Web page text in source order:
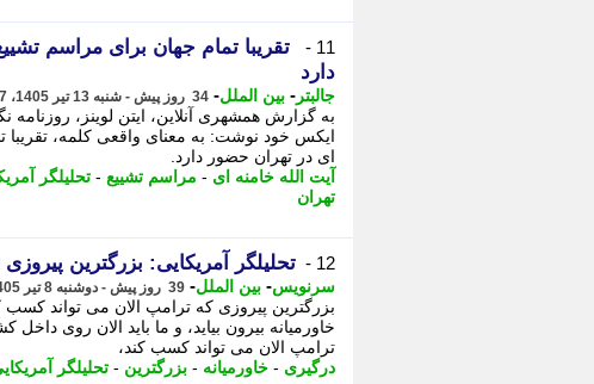
11 -
تقریبا تمام جهان برای مراسم
دارد
جالبتر - بین الملل- 34 روز پیش - شنبه 13 تیر 1405، 09:37
به گزارش همشهری آنلاین، ایتن لوینز، روزنامه
ایکس خود نوشت: به معنای واقعی کلمه، تقریبا
ای در تهران حضور دارد.
آیت الله خامنه ای - مراسم تشییع - تحلیلگر
تهران
12 - تحلیلگر آمریکایی: بزرگترین
سرنویس- بین الملل- 39 روز پیش - دوشنبه 8 تیر 1405، 14:48
بزرگترین پیروزی که ترامپ الان می تواند
خاورمیانه بیرون بیاید، و ما باید الان روی
ترامپ الان می تواند کسب کند،
درگیری - خاورمیانه - بزرگترین - تحلیلگر